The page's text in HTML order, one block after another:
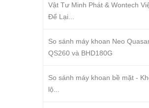
Vật Tư Minh Phát & Wontech
Để Lại...
So sánh máy khoan Neo
QS260 và BHD180G
So sánh máy khoan bề mặt -
lộ...